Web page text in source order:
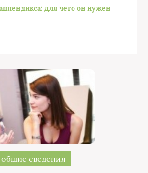
для чего он нужен
сведения